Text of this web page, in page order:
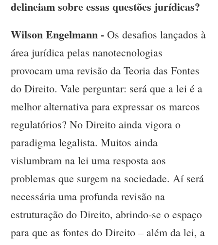
delineiam sobre essas questões jurídicas?
Wilson Engelmann - Os desafios lançados à
área jurídica pelas nanotecnologias
provocam uma revisão da Teoria das Fontes
do Direito. Vale perguntar: será que a lei é a
melhor alternativa para expressar os marcos
regulatórios? No Direito ainda vigora o
paradigma legalista. Muitos ainda
vislumbram na lei uma resposta aos
problemas que surgem na sociedade. Aí será
necessária uma profunda revisão na
estruturação do Direito, abrindo-se o espaço
para que as fontes do Direito – além da lei, a